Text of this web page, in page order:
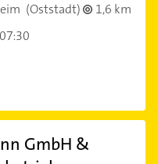
(Oststadt)
1,6 km
GmbH &